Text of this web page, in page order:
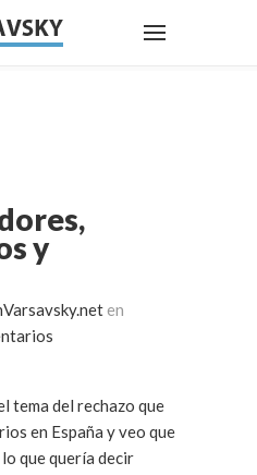
y
en
tema del rechazo que
en España y veo que
que quería decir